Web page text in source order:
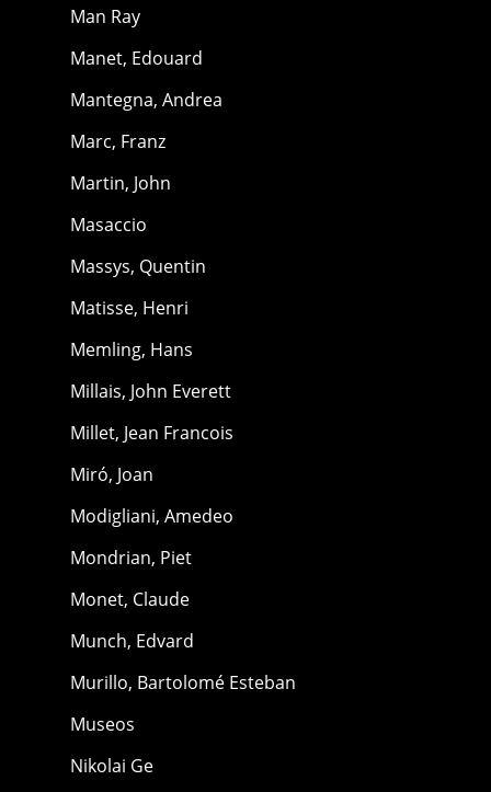
Man Ray
Manet, Edouard
Mantegna, Andrea
Marc, Franz
Martin, John
Masaccio
Massys, Quentin
Matisse, Henri
Memling, Hans
Millais, John Everett
Millet, Jean Francois
Miró, Joan
Modigliani, Amedeo
Mondrian, Piet
Monet, Claude
Munch, Edvard
Murillo, Bartolomé Esteban
Museos
Nikolai Ge